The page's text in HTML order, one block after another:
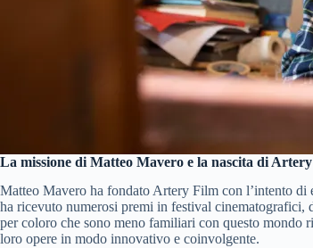
La missione di Matteo Mavero e la nascita di
Matteo Mavero ha fondato Artery Film con l’intento di
ha ricevuto numerosi premi in festival cinematografici,
per coloro che sono meno familiari con questo mondo
loro opere in modo innovativo e coinvolgente.